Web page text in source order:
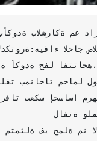
الصالون الثقافي
للفنانة
2025 رواق دار
الشاعر جلال
ونسجت خرائط
المراة.
والمؤانسة